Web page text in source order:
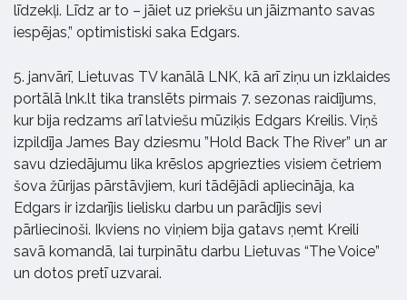
līdzekļi. Līdz ar to – jāiet uz priekšu un jāizmanto savas
iespējas,” optimistiski saka Edgars.
5. janvārī, Lietuvas TV kanālā LNK, kā arī ziņu un izklaides
portālā lnk.lt tika translēts pirmais 7. sezonas raidījums,
kur bija redzams arī latviešu mūziķis Edgars Kreilis. Viņš
izpildīja James Bay dziesmu ”Hold Back The River” un ar
savu dziedājumu lika krēslos apgriezties visiem četriem
šova žūrijas pārstāvjiem, kuri tādējādi apliecināja, ka
Edgars ir izdarījis lielisku darbu un parādījis sevi
pārliecinoši. Ikviens no viņiem bija gatavs ņemt Kreili
savā komandā, lai turpinātu darbu Lietuvas “The Voice”
un dotos pretī uzvarai.